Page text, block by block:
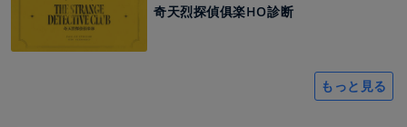
奇天烈探偵俱楽HO診断
もっと見る